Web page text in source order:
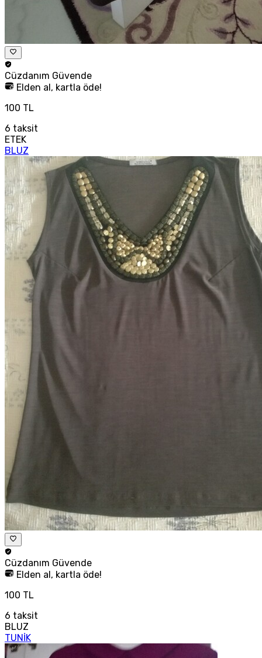
Cüzdanım Güvende
Elden al, kartla öde!
100 TL
6 taksit
ETEK
BLUZ
Cüzdanım Güvende
Elden al, kartla öde!
100 TL
6 taksit
BLUZ
TUNİK